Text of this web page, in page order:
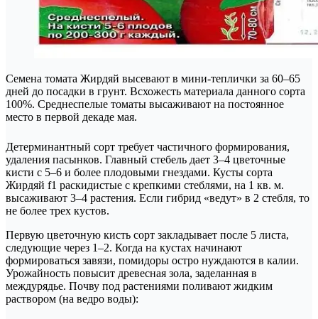
Семена томата Жирдяй высевают в мини-теплички за 60–65
дней до посадки в грунт. Всхожесть материала данного сорта
100%. Среднеспелые томаты высаживают на постоянное
место в первой декаде мая.
Детерминантный сорт требует частичного формирования,
удаления пасынков. Главный стебель дает 3–4 цветочные
кисти с 5–6 и более плодовыми гнездами. Кусты сорта
Жирдяй f1 раскидистые с крепкими стеблями, на 1 кв. м.
высаживают 3–4 растения. Если гибрид «ведут» в 2 стебля, то
не более трех кустов.
Первую цветочную кисть сорт закладывает после 5 листа,
следующие через 1–2. Когда на кустах начинают
формироваться завязи, помидоры остро нуждаются в калии.
Урожайность повысит древесная зола, заделанная в
междурядье. Почву под растениями поливают жидким
раствором (на ведро воды):